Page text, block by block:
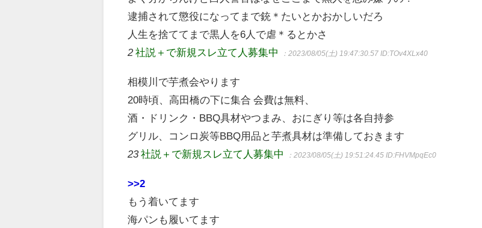
逮捕されて懲役になってまで銃＊たいとかおかしいだろ
人生を捨ててまで黒人を6人で虐＊るとかさ
2 社説＋で新規スレ立て人募集中 ：2023/08/05(土) 19:47:30.57ID:TOv4XLx40
相模川で芋煮会やります
20時頃、高田橋の下に集合 会費は無料、
酒・ドリンク・BBQ具材やつまみ、おにぎり等は各自持参
グリル、コンロ炭等BBQ用品と芋煮具材は準備しておきます
23 社説＋で新規スレ立て人募集中 ：2023/08/05(土) 19:51:24.45ID:FHVMpqEc0
>>2
もう着いてます
海パンも履いてます